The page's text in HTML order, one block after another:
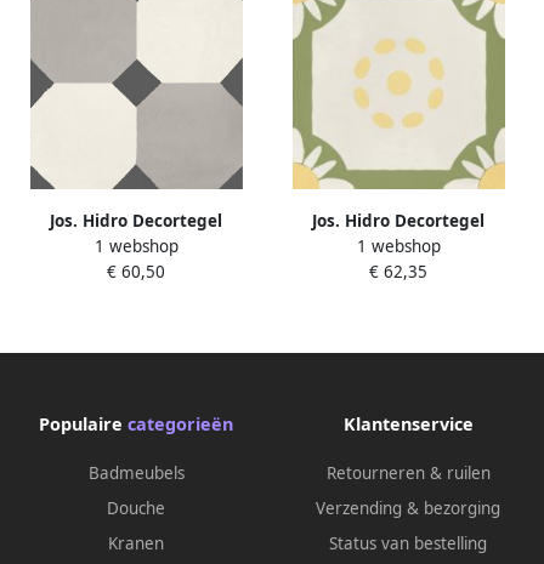
Jos. Hidro Decortegel
20x20cm 8.3mm porcellanato
8 Sided Black 1426640
1 webshop
€ 60,50
Jos. Hidro Decortegel
20x20cm 8.3mm porcellanato
Teatime Lime 1426661
1 webshop
€ 62,35
Populaire categorieën
Badmeubels
Douche
Kranen
Klantenservice
Retourneren & ruilen
Verzending & bezorging
Status van bestelling